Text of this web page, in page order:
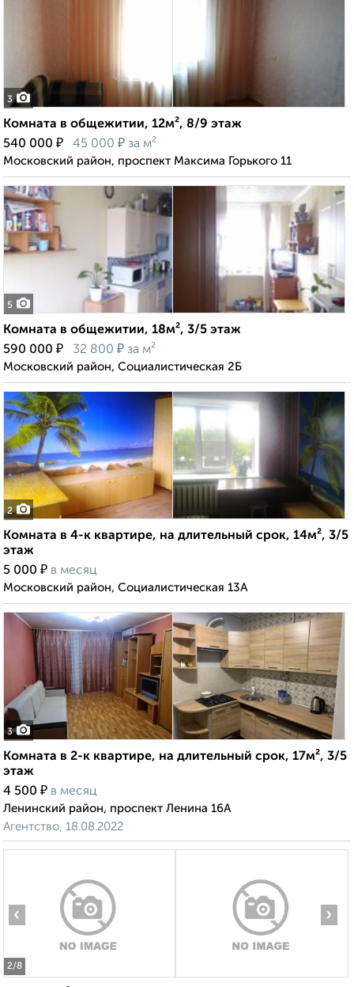
3
Комната в общежитии, 12м², 8/9 этаж
540 000 ₽ 45 000 ₽ за м²
Московский район, проспект Максима Горького 11
5
Комната в общежитии, 18м², 3/5 этаж
590 000 ₽ 32 800 ₽ за м²
Московский район, Социалистическая 2Б
2
Комната в 4-к квартире, на длительный срок, 14м², 3/5
этаж
5 000 ₽ в месяц
Московский район, Социалистическая 13А
3
Комната в 2-к квартире, на длительный срок, 17м², 3/5
этаж
4 500 ₽ в месяц
Ленинский район, проспект Ленина 16А
Агентство, 18.08.2022
2/8
‹ ›